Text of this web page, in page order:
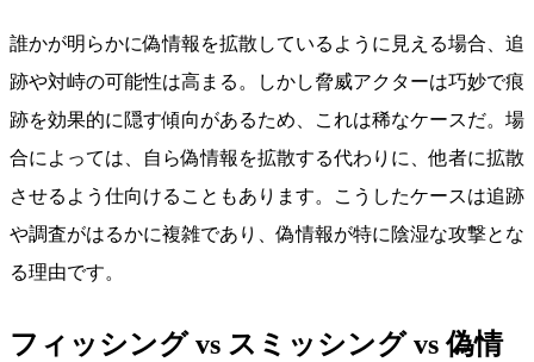
誰かが明らかに偽情報を拡散しているように見える場合、追
跡や対峙の可能性は高まる。しかし脅威アクターは巧妙で痕
跡を効果的に隠す傾向があるため、これは稀なケースだ。場
合によっては、自ら偽情報を拡散する代わりに、他者に拡散
させるよう仕向けることもあります。こうしたケースは追跡
や調査がはるかに複雑であり、偽情報が特に陰湿な攻撃とな
る理由です。
フィッシング vs スミッシング vs 偽情